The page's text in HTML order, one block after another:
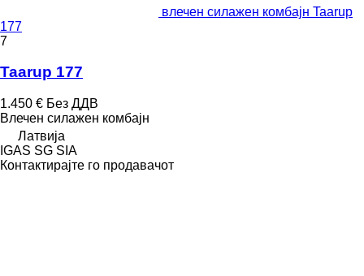
влечен силажен комбајн Taarup
177
7
Taarup 177
1.450 € Без ДДВ
Влечен силажен комбајн
Латвија
IGAS SG SIA
Контактирајте го продавачот